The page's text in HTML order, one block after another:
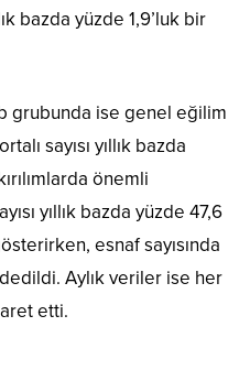
bazda yüzde 1,9’luk bir
grubunda ise genel eğilim
sayısı yıllık bazda
önemli
yıllık bazda yüzde 47,6
esnaf sayısında
Aylık veriler ise her
etti.